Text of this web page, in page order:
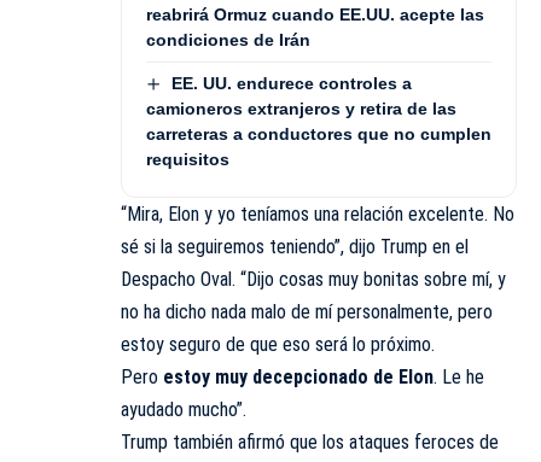
reabrirá Ormuz cuando EE.UU. acepte las
condiciones de Irán
EE. UU. endurece controles a
camioneros extranjeros y retira de las
carreteras a conductores que no cumplen
requisitos
“Mira, Elon y yo teníamos una relación excelente. No
sé si la seguiremos teniendo”, dijo Trump en el
Despacho Oval. “Dijo cosas muy bonitas sobre mí, y
no ha dicho nada malo de mí personalmente, pero
estoy seguro de que eso será lo próximo.
Pero estoy muy decepcionado de Elon. Le he
ayudado mucho”.
Trump también afirmó que los ataques feroces de